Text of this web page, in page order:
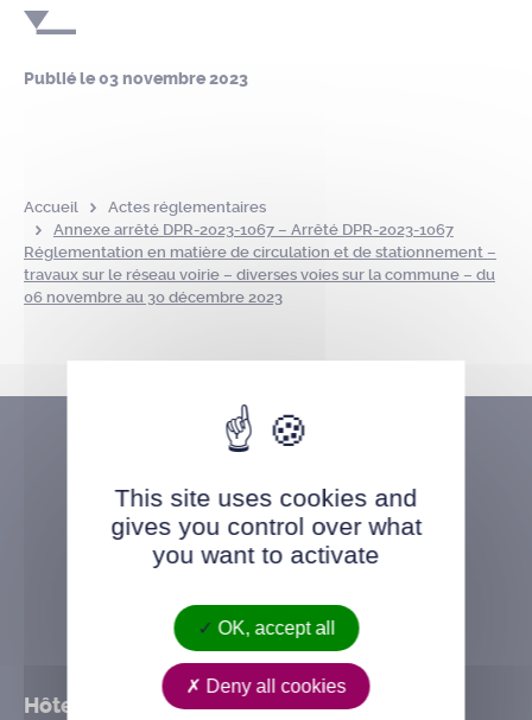
Publié le03 novembre 2023
Accueil
Actes réglementaires
Annexe arrêté DPR-2023-1067 – Arrêté DPR-2023-1067
Réglementation en matière de circulation et de stationnement –
travaux sur le réseau voirie – diverses voies sur la commune – du
06 novembre au 30 décembre 2023
Hôtel de ville
This site uses cookies and
gives you control over what
you want to activate
OK, accept all
Deny all cookies